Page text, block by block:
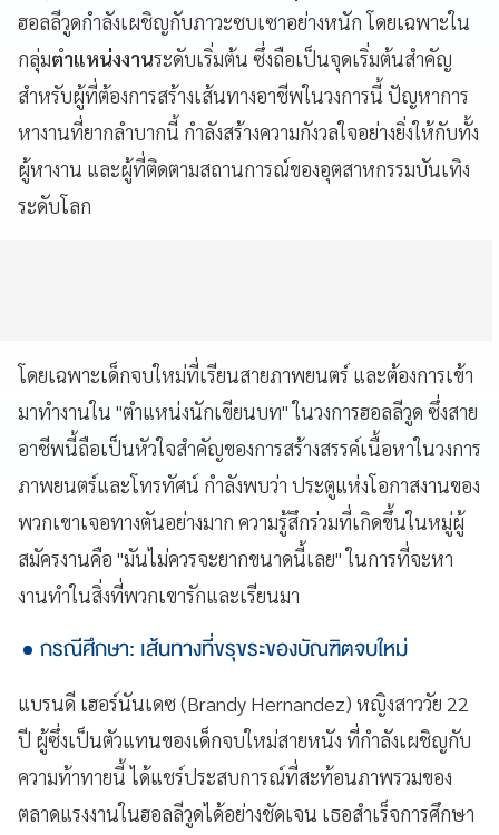
ฮอลลีวูดกำลังเผชิญกับภาวะซบเซาอย่างหนัก โดยเฉพาะใน
กลุ่มตำแหน่งงานระดับเริ่มต้น ซึ่งถือเป็นจุดเริ่มต้นสำคัญ
สำหรับผู้ที่ต้องการสร้างเส้นทางอาชีพในวงการนี้ ปัญหาการ
หางานที่ยากลำบากนี้ กำลังสร้างความกังวลใจอย่างยิ่งให้กับทั้ง
ผู้หางาน และผู้ที่ติดตามสถานการณ์ของอุตสาหกรรมบันเทิง
ระดับโลก
โดยเฉพาะเด็กจบใหม่ที่เรียนสายภาพยนตร์ และต้องการเข้า
มาทำงานใน "ตำแหน่งนักเขียนบท" ในวงการฮอลลีวูด ซึ่งสาย
อาชีพนี้ถือเป็นหัวใจสำคัญของการสร้างสรรค์เนื้อหาในวงการ
ภาพยนตร์และโทรทัศน์ กำลังพบว่า ประตูแห่งโอกาสงานของ
พวกเขาเจอทางตันอย่างมาก ความรู้สึกร่วมที่เกิดขึ้นในหมู่ผู้
สมัครงานคือ "มันไม่ควรจะยากขนาดนี้เลย" ในการที่จะหา
งานทำในสิ่งที่พวกเขารักและเรียนมา
กรณีศึกษา: เส้นทางที่ขรุขระของบัณฑิตจบใหม่
แบรนดี เฮอร์นันเดซ (Brandy Hernandez) หญิงสาววัย 22
ปี ผู้ซึ่งเป็นตัวแทนของเด็กจบใหม่สายหนัง ที่กำลังเผชิญกับ
ความท้าทายนี้ ได้แชร์ประสบการณ์ที่สะท้อนภาพรวมของ
ตลาดแรงงานในฮอลลีวูดได้อย่างชัดเจน เธอสำเร็จการศึกษา